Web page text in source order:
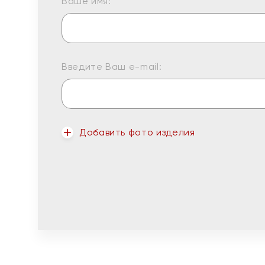
Введите Ваш e-mail:
Добавить фото изделия